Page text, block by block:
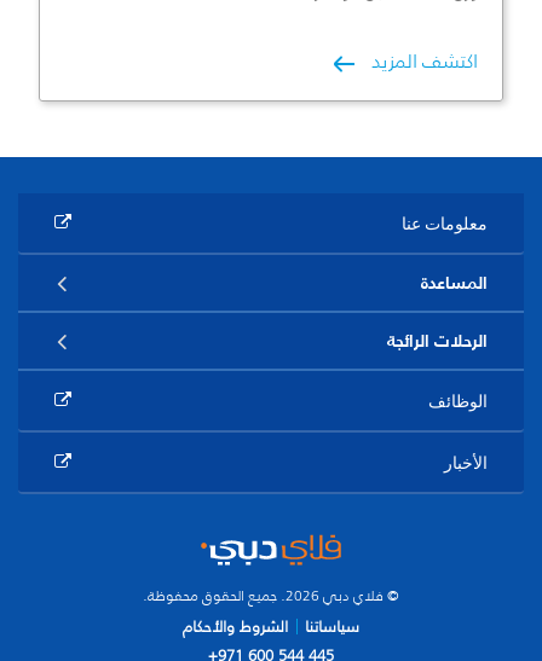
اكتشف المزيد
© فلاي دبي 2026. جميع الحقوق محفوظة.
سياساتنا
الشروط والأحكام
معلومات عنا
المساعدة
الرحلات الرائجة
الوظائف
الأخبار